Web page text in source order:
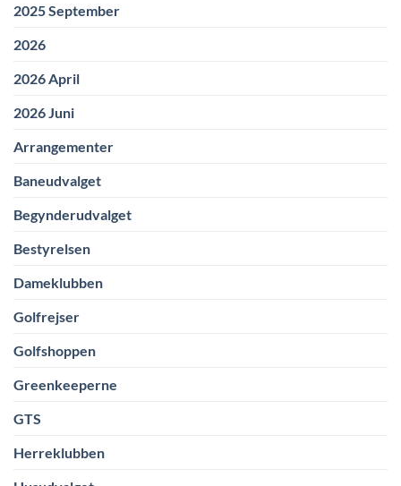
2025 September
2026
2026 April
2026 Juni
Arrangementer
Baneudvalget
Begynderudvalget
Bestyrelsen
Dameklubben
Golfrejser
Golfshoppen
Greenkeeperne
GTS
Herreklubben